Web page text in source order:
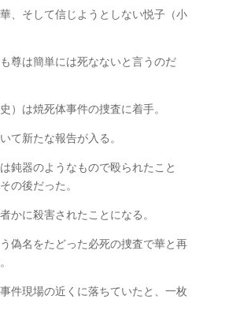
、そして信じようとしない悦子（小
尊は簡単には死なないと言うのだ
）は焼死体事件の捜査に着手。
て新たな報告が入る。
鈍器のようなもので殴られたこと
の後だった。
かに殺害されたことになる。
偽名をたどった必死の捜査で華と再
件現場の近くに落ちていたと、一枚